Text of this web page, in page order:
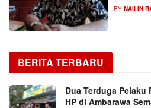
BY NAILIN
BERITA TERBARU
Dua Terduga
HP di Ambarawa